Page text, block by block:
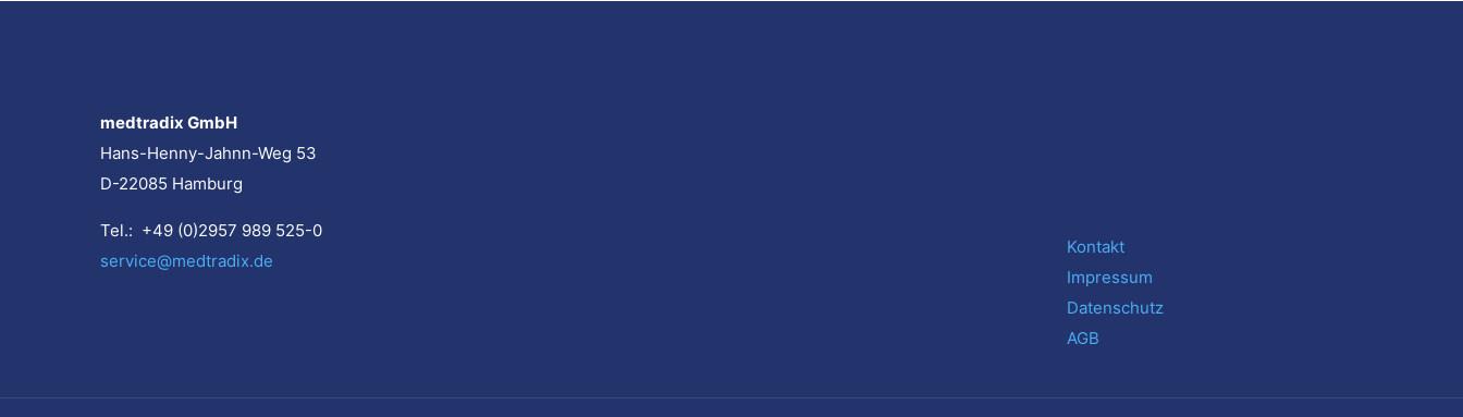
medtradix GmbH
Hans-Henny-Jahnn-Weg 53
D-22085 Hamburg
Tel.: +49 (0)2957 989 525-0
service@medtradix.de
Kontakt
Impressum
Datenschutz
AGB